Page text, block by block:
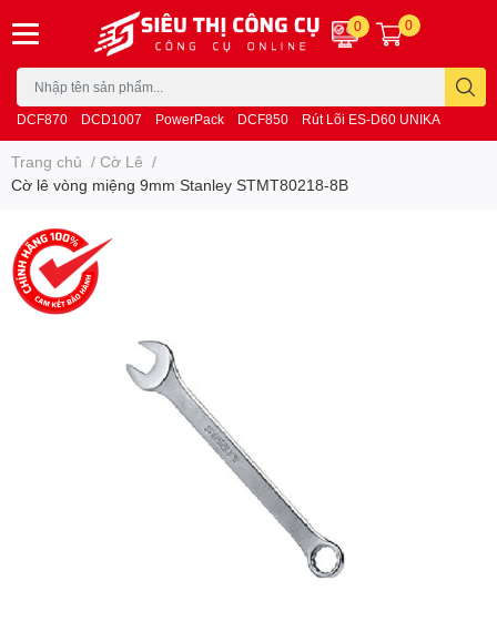
DCF870 DCD1007 PowerPack DCF850 Rút Lõi ES-D60 UNIKA
0 0
Trang chủ / Cờ Lê /
Cờ lê vòng miệng 9mm Stanley STMT80218-8B